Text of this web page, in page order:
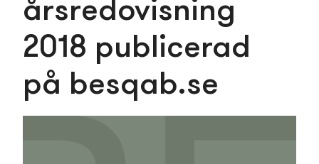
årsredovisning
2018 publicerad
på besqab.se